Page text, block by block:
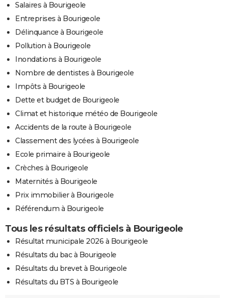
Salaires à Bourigeole
Entreprises à Bourigeole
Délinquance à Bourigeole
Pollution à Bourigeole
Inondations à Bourigeole
Nombre de dentistes à Bourigeole
Impôts à Bourigeole
Dette et budget de Bourigeole
Climat et historique météo de Bourigeole
Accidents de la route à Bourigeole
Classement des lycées à Bourigeole
Ecole primaire à Bourigeole
Crèches à Bourigeole
Maternités à Bourigeole
Prix immobilier à Bourigeole
Référendum à Bourigeole
Tous les résultats officiels à Bourigeole
Résultat municipale 2026 à Bourigeole
Résultats du bac à Bourigeole
Résultats du brevet à Bourigeole
Résultats du BTS à Bourigeole